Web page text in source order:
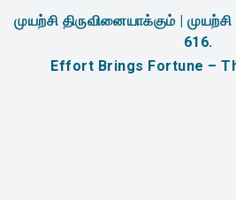
முயற்சி திருவினையாக்கும் |
616.
Effort Brings Fortune –